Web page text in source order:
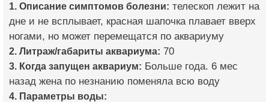
1. Описание симптомов болезни: телескоп лежит на
дне и не всплывает, красная шапочка плавает вверх
ногами, но может перемещатся по аквариуму
2. Литраж/габариты аквариума: 70
3. Когда запущен аквариум: Больше года. 6 мес
назад жена по незнанию поменяла всю воду
4. Параметры воды: